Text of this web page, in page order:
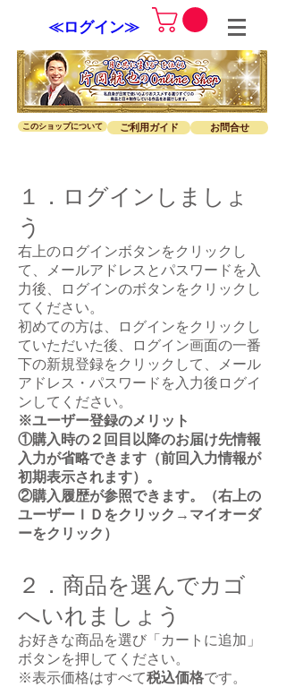
≪ログイン≫
このショップについて ご利用ガイド お問合せ
１．ログインしましょ
う
右上のログインボタンをクリックし
て、メールアドレスとパスワードを入
力後、ログインのボタンをクリックし
てください。
初めての方は、ログインをクリックし
ていただいた後、ログイン画面の一番
下の新規登録をクリックして、メール
アドレス・ パスワードを入力後ログイ
ンしてください。
※ユーザー登録のメリット
①購入時の２回目以降のお届け先情報
入力が省略できます（前回入力情報が
初期表示されます）。
②購入履歴が参照できます。（右上の
ユーザーＩＤをクリック→マイオーダ
ーをクリック）
２．商品を選んでカゴ
へいれましょう
お好きな商品を選び「カートに追加」
ボタンを押してください。
※表示価格はすべて税込価格です。